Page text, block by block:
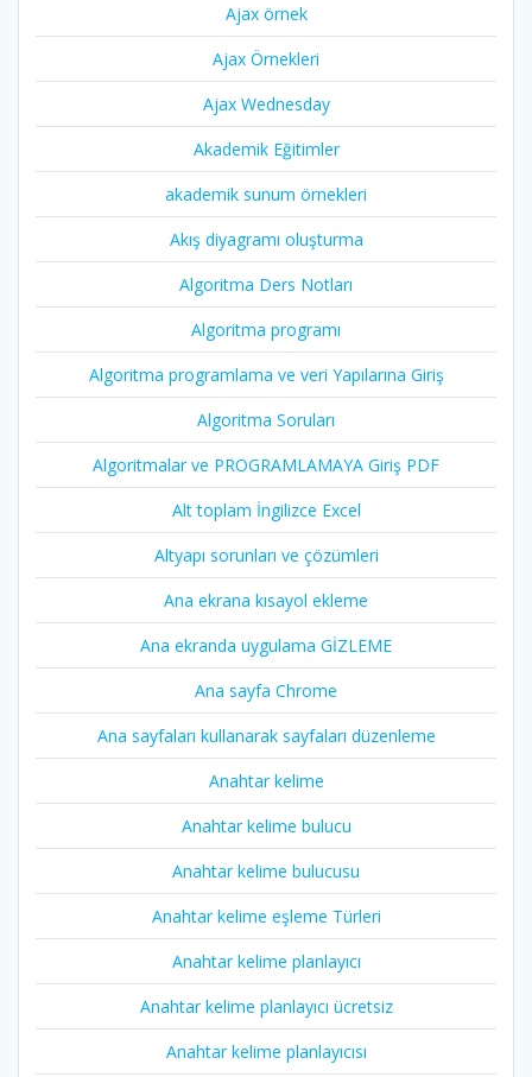
Ajax örnek
Ajax Örnekleri
Ajax Wednesday
Akademik Eğitimler
akademik sunum örnekleri
Akış diyagramı oluşturma
Algoritma Ders Notları
Algoritma programı
Algoritma programlama ve veri Yapılarına Giriş
Algoritma Soruları
Algoritmalar ve PROGRAMLAMAYA Giriş PDF
Alt toplam İngilizce Excel
Altyapı sorunları ve çözümleri
Ana ekrana kısayol ekleme
Ana ekranda uygulama GİZLEME
Ana sayfa Chrome
Ana sayfaları kullanarak sayfaları düzenleme
Anahtar kelime
Anahtar kelime bulucu
Anahtar kelime bulucusu
Anahtar kelime eşleme Türleri
Anahtar kelime planlayıcı
Anahtar kelime planlayıcı ücretsiz
Anahtar kelime planlayıcısı